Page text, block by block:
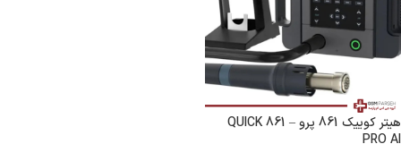
هیتر کوییک 861 پرو – QUICK 861
PRO AI